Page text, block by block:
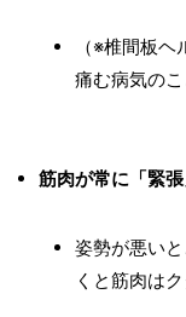
（※椎間板
痛む病気のこ
筋肉が常に「緊
姿勢が悪い
くと筋肉は